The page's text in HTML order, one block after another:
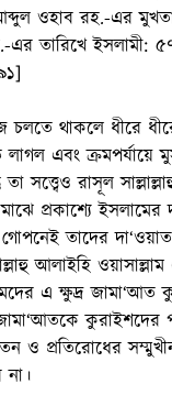
ওহাব রহ.-এর
তারিখে ইসলামী:
চলতে থাকলে ধীরে
এবং ক্রমপর্যায়ে
সত্ত্বেও রাসূল
প্রকাশ্যে ইসলামের
তাদের
আলাইহি
এ ক্ষুদ্র জামা‘আত
কুরাইশদের
ও প্রতিরোধের